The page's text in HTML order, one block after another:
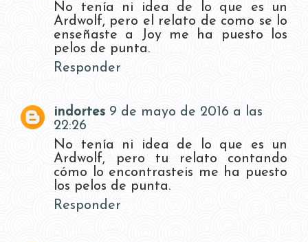
No tenía ni idea de lo que es un
Ardwolf, pero el relato de como se lo
enseñaste a Joy me ha puesto los
pelos de punta.
Responder
indortes 9 de mayo de 2016 a las
22:26
No tenía ni idea de lo que es un
Ardwolf, pero tu relato contando
cómo lo encontrasteis me ha puesto
los pelos de punta.
Responder